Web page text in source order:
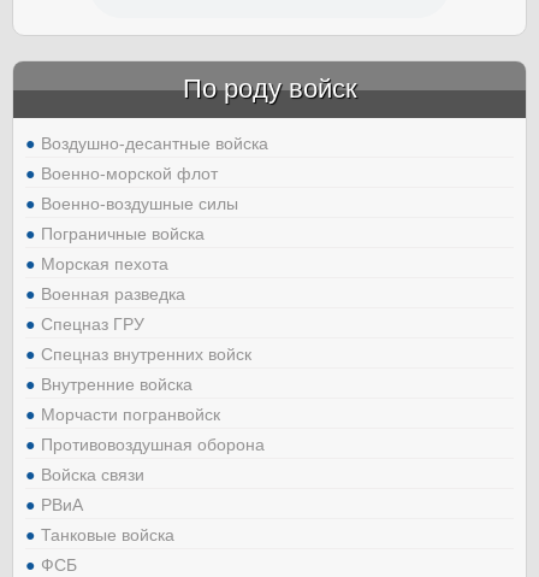
По роду войск
Воздушно-десантные войска
Военно-морской флот
Военно-воздушные силы
Пограничные войска
Морская пехота
Военная разведка
Спецназ ГРУ
Спецназ внутренних войск
Внутренние войска
Морчасти погранвойск
Противовоздушная оборона
Войска связи
РВиА
Танковые войска
ФСБ